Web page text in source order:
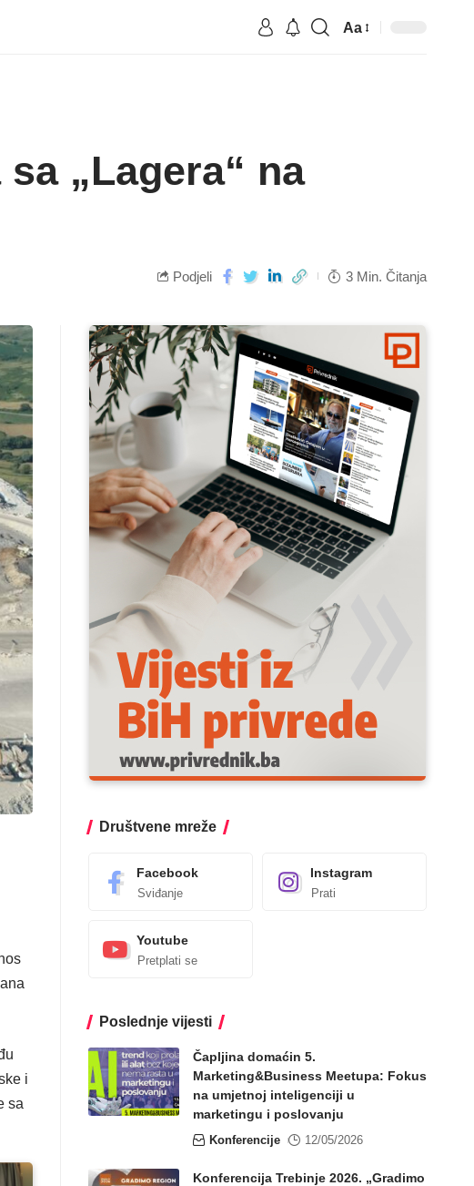
Aa
„Lagera“ na
Podjeli 3 Min. Čitanja
i
sa
Društvene mreže
Facebook
Sviđanje
Instagram
Prati
Youtube
Pretplati se
Poslednje vijesti
Čapljina domaćin 5.
Marketing&Business Meetupa: Fokus
na umjetnoj inteligenciji u
marketingu i poslovanju
Konferencije 12/05/2026
Konferencija Trebinje 2026. „Gradimo